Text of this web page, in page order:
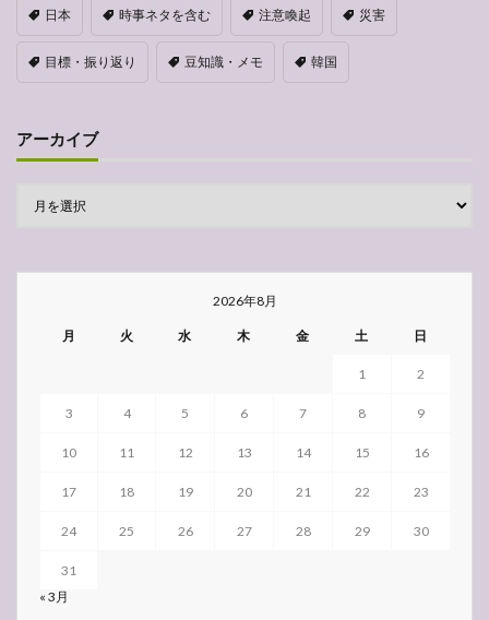
日本 時事ネタを含む 注意喚起 災害
目標・振り返り 豆知識・メモ 韓国
アーカイブ
2026年8月
月 火 水 木 金 土 日
1 2
3 4 5 6 7 8 9
10 11 12 13 14 15 16
17 18 19 20 21 22 23
24 25 26 27 28 29 30
31
« 3月